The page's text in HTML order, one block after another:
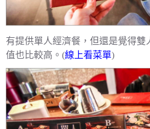
有提供單人經濟餐，但還是覺得雙
值也比較高。(線上看菜單)